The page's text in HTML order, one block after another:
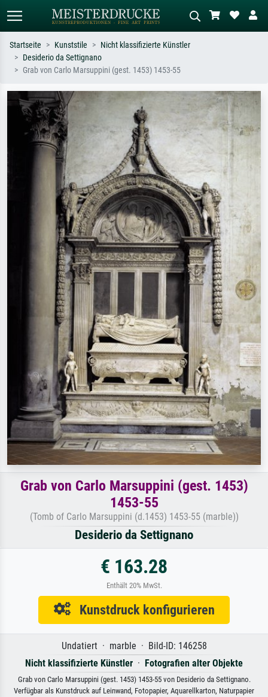
Standardsuche
oder Stilen – z.B. Monet,
Sternennacht, Impressionismus, Welle
Hokusai, Akt.
Wiese, Abstrakt mit viel Rot, Dunkles
Ölgemälde, Stehender Akt neben einem
Startseite Kunststile
Nicht klassifizierte Künstler
Desiderio da Settignano
Grab von Carlo Marsuppini (gest. 1453) 1453-55
Grab von Carlo Marsuppini (gest. 1453)
1453-55
(Tomb of Carlo Marsuppini (d.1453) 1453-55 (marble))
Desiderio da Settignano
€ 163.28
Enthält 20% MwSt.
Kunstdruck konfigurieren
Undatiert · marble · Bild-ID: 146258
Nicht klassifizierte Künstler · Fotografien alter Objekte
Grab von Carlo Marsuppini (gest. 1453) 1453-55 von Desiderio da Settignano.
Verfügbar als Kunstdruck auf Leinwand, Fotopapier, Aquarellkarton, Naturpapier